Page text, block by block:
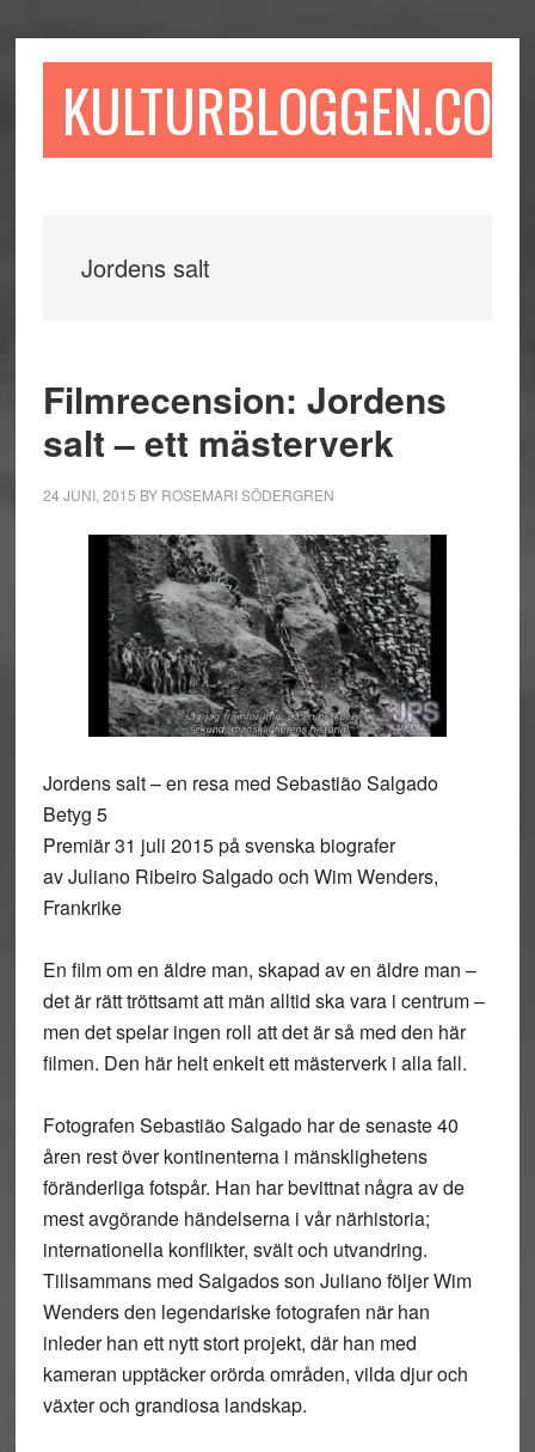
till
till
sidofältet
till
KULTURBLOGGEN.COM
Jordens salt
Filmrecension: Jordens
salt – ett mästerverk
24 JUNI, 2015 BY ROSEMARI SÖDERGREN
Jordens salt – en resa med Sebastião Salgado
Betyg 5
Premiär 31 juli 2015 på svenska biografer
av Juliano Ribeiro Salgado och Wim Wenders,
Frankrike
En film om en äldre man, skapad av en äldre man –
det är rätt tröttsamt att män alltid ska vara i centrum –
men det spelar ingen roll att det är så med den här
filmen. Den här helt enkelt ett mästerverk i alla fall.
Fotografen Sebastião Salgado har de senaste 40
åren rest över kontinenterna i mänsklighetens
föränderliga fotspår. Han har bevittnat några av de
mest avgörande händelserna i vår närhistoria;
internationella konflikter, svält och utvandring.
Tillsammans med Salgados son Juliano följer Wim
Wenders den legendariske fotografen när han
inleder han ett nytt stort projekt, där han med
kameran upptäcker orörda områden, vilda djur och
växter och grandiosa landskap.